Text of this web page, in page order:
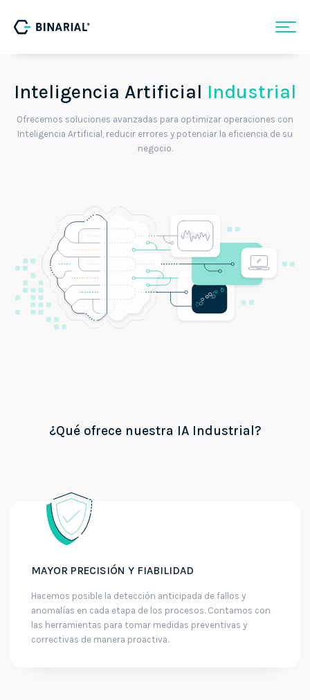
Inteligencia Artificial Industrial
Ofrecemos soluciones avanzadas para optimizar operaciones con
Inteligencia Artificial, reducir errores y potenciar la eficiencia de su
negocio.
¿Qué ofrece nuestra IA Industrial?
MAYOR PRECISIÓN Y FIABILIDAD
Hacemos posible la detección anticipada de fallos y
anomalías en cada etapa de los procesos. Contamos con
las herramientas para tomar medidas preventivas y
correctivas de manera proactiva.